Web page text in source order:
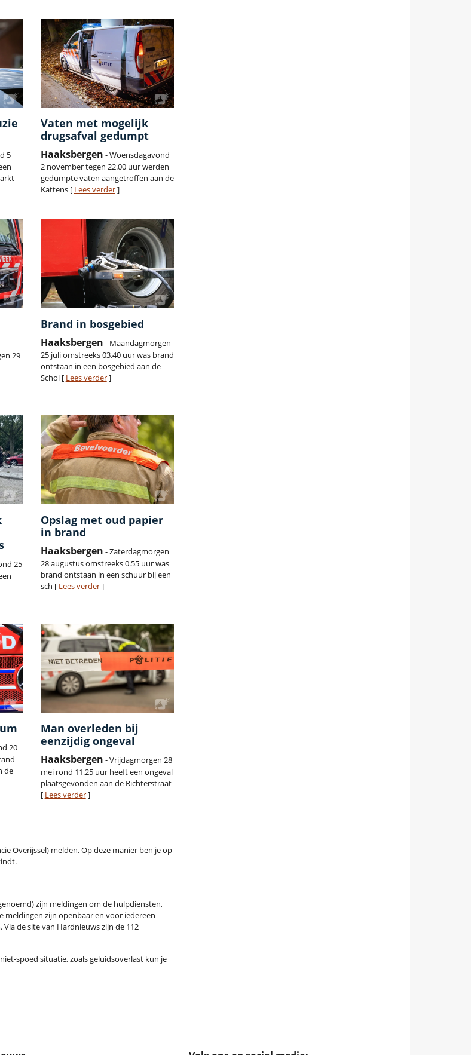
5
Vaten met mogelijk
drugsafval gedumpt
Haaksbergen - Woensdagavond
2 november tegen 22.00 uur werden
gedumpte vaten aangetroffen aan de
Kattens [ Lees verder]
29
Brand in bosgebied
Haaksbergen - Maandagmorgen
25 juli omstreeks 03.40 uur was brand
ontstaan in een bosgebied aan de
Schol [ Lees verder]
25
Opslag met oud papier
in brand
Haaksbergen - Zaterdagmorgen
28 augustus omstreeks 0.55 uur was
brand ontstaan in een schuur bij een
sch [ Lees verder]
20
de
Man overleden bij
eenzijdig ongeval
Haaksbergen - Vrijdagmorgen 28
mei rond 11.25 uur heeft een ongeval
plaatsgevonden aan de Richterstraat
[ Lees verder]
Overijssel) melden. Op deze manier ben je op
zijn meldingen om de hulpdiensten,
zijn openbaar en voor iedereen
de site van Hardnieuws zijn de 112
spoed situatie, zoals geluidsoverlast kun je